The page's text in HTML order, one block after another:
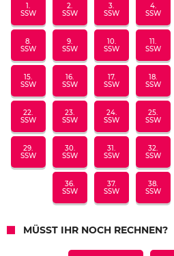
1.
SSW
2.
SSW
3.
SSW
4.
SSW
8.
SSW
9.
SSW
10.
SSW
11.
SSW
15.
SSW
16.
SSW
17.
SSW
18.
SSW
22.
SSW
23.
SSW
24.
SSW
25.
SSW
29.
SSW
30.
SSW
31.
SSW
32.
SSW
36.
SSW
37.
SSW
38.
SSW
MÜSST IHR NOCH RECHNEN?